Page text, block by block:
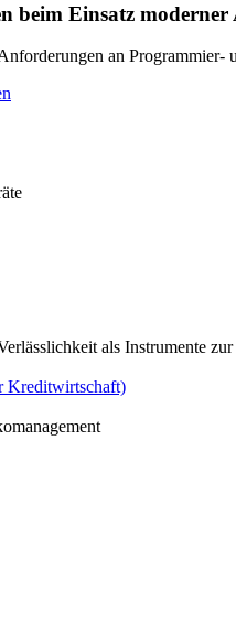
beim Einsatz
an
als Instrumente
Kreditwirtschaft)